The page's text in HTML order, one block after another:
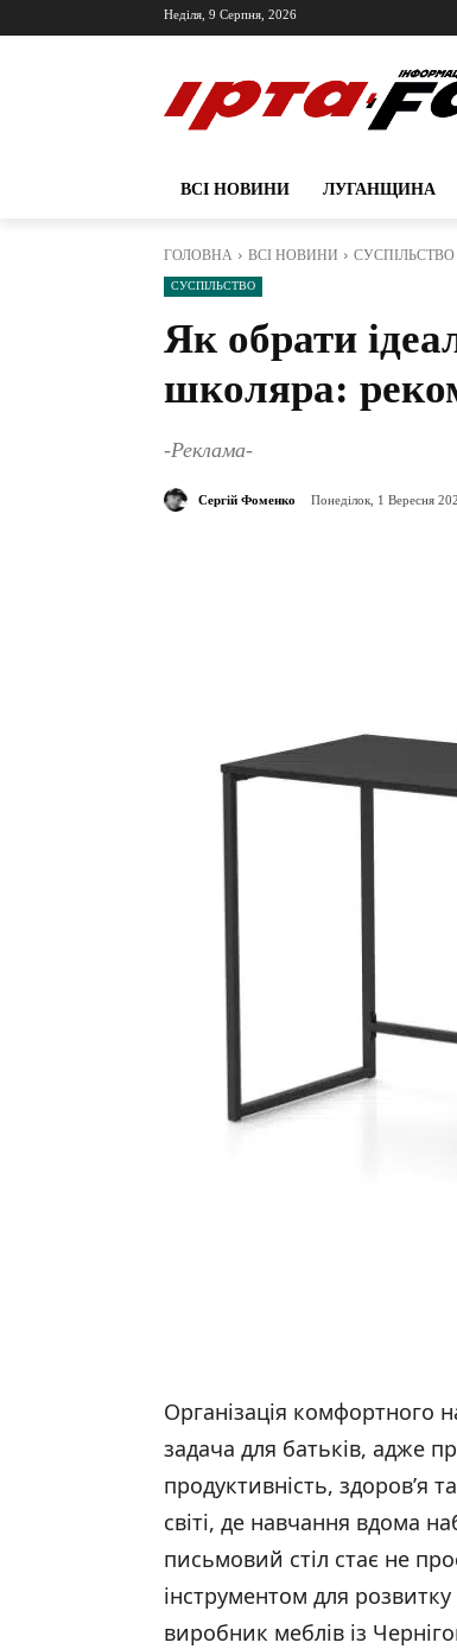
Неділя, 9 Серпня, 2026
ВСІ НОВИНИ ЛУГАНЩИНА
ГОЛОВНА ВСІ НОВИНИ СУСПІЛЬСТВО
СУСПІЛЬСТВО
Як обрати
школяра:
-Реклама-
Сергій Фоменко Понеділок, 1 Вересня
Організація комфортного
задача для батьків, адже
продуктивність, здоров’я
світі, де навчання вдома
письмовий стіл стає не
інструментом для розвитку
виробник меблів із